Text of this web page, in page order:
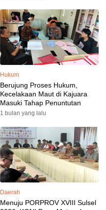
Hukum
Berujung Proses Hukum,
Kecelakaan Maut di Kajuara
Masuki Tahap Penuntutan
1 bulan yang lalu
Daerah
Menuju PORPROV XVIII Sulsel